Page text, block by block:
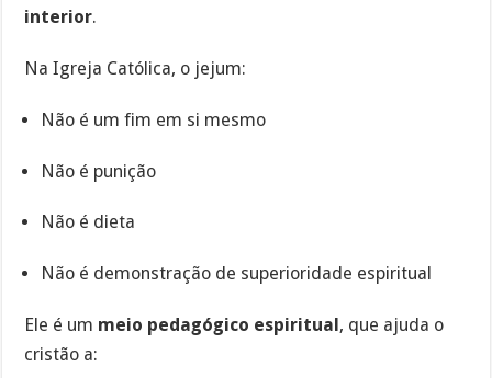
interior.
Na Igreja Católica, o jejum:
Não é um fim em si mesmo
Não é punição
Não é dieta
Não é demonstração de superioridade espiritual
Ele é um meio pedagógico espiritual, que ajuda o
cristão a: